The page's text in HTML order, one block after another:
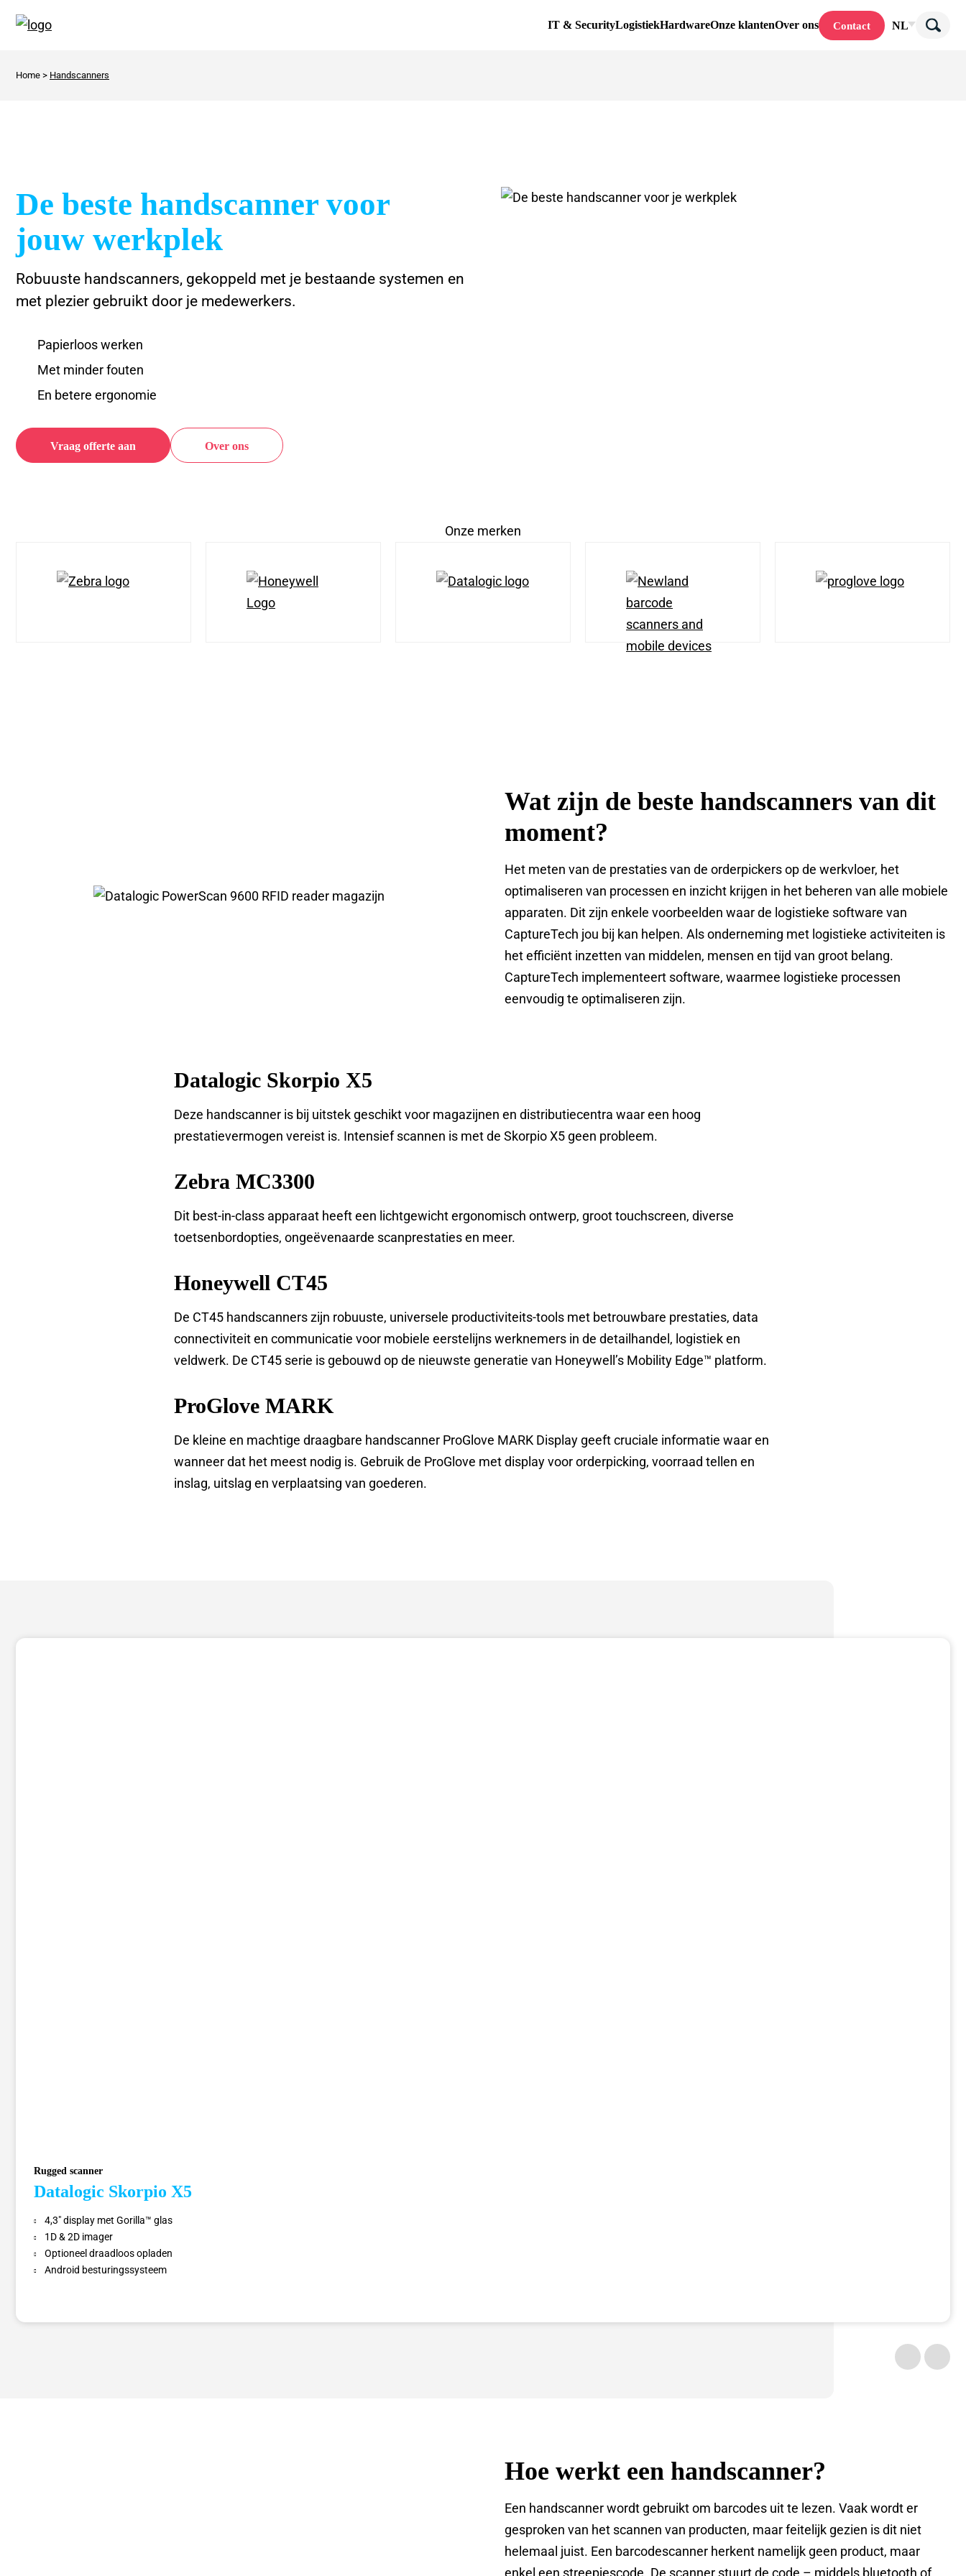
IT & SecurityLogistiekHardwareOnze klantenOver ons Contact NL
Home > Handscanners
De beste handscanner voor
jouw werkplek
Robuuste handscanners, gekoppeld met je bestaande systemen en
met plezier gebruikt door je medewerkers.
Papierloos werken
Met minder fouten
En betere ergonomie
Vraag offerte aan Over ons
Onze merken
Wat zijn de beste handscanners van dit
moment?
Het meten van de prestaties van de orderpickers op de werkvloer, het
optimaliseren van processen en inzicht krijgen in het beheren van alle mobiele
apparaten. Dit zijn enkele voorbeelden waar de logistieke software van
CaptureTech jou bij kan helpen. Als onderneming met logistieke activiteiten is
het efficiënt inzetten van middelen, mensen en tijd van groot belang.
CaptureTech implementeert software, waarmee logistieke processen
eenvoudig te optimaliseren zijn.
Datalogic Skorpio X5
Deze handscanner is bij uitstek geschikt voor magazijnen en distributiecentra waar een hoog
prestatievermogen vereist is. Intensief scannen is met de Skorpio X5 geen probleem.
Zebra MC3300
Dit best-in-class apparaat heeft een lichtgewicht ergonomisch ontwerp, groot touchscreen, diverse
toetsenbordopties, ongeëvenaarde scanprestaties en meer.
Honeywell CT45
De CT45 handscanners zijn robuuste, universele productiviteits-tools met betrouwbare prestaties, data
connectiviteit en communicatie voor mobiele eerstelijns werknemers in de detailhandel, logistiek en
veldwerk. De CT45 serie is gebouwd op de nieuwste generatie van Honeywell’s Mobility Edge™ platform.
ProGlove MARK
De kleine en machtige draagbare handscanner ProGlove MARK Display geeft cruciale informatie waar en
wanneer dat het meest nodig is. Gebruik de ProGlove met display voor orderpicking, voorraad tellen en
inslag, uitslag en verplaatsing van goederen.
Rugged scanner
Datalogic Skorpio X5
4,3″ display met Gorilla™ glas
1D & 2D imager
Optioneel draadloos opladen
Android besturingssysteem
Hoe werkt een handscanner?
Een handscanner wordt gebruikt om barcodes uit te lezen. Vaak wordt er
gesproken van het scannen van producten, maar feitelijk gezien is dit niet
helemaal juist. Een barcodescanner herkent namelijk geen product, maar
enkel een streepjescode. De scanner stuurt de code – middels bluetooth of